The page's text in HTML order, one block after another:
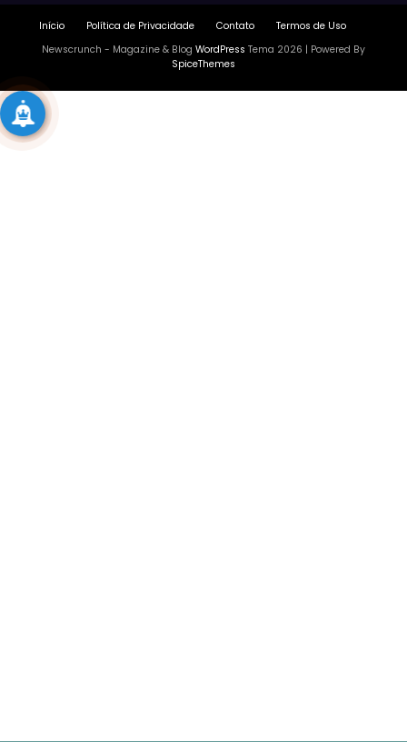
Início Política de Privacidade Contato
Termos de Uso
Newscrunch - Magazine & Blog WordPress Tema 2026 | Powered By
SpiceThemes